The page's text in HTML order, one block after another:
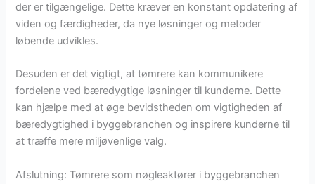
der er tilgængelige. Dette kræver en konstant opdatering af
viden og færdigheder, da nye løsninger og metoder
løbende udvikles.
Desuden er det vigtigt, at tømrere kan kommunikere
fordelene ved bæredygtige løsninger til kunderne. Dette
kan hjælpe med at øge bevidstheden om vigtigheden af
bæredygtighed i byggebranchen og inspirere kunderne til
at træffe mere miljøvenlige valg.
Afslutning: Tømrere som nøgleaktører i byggebranchen